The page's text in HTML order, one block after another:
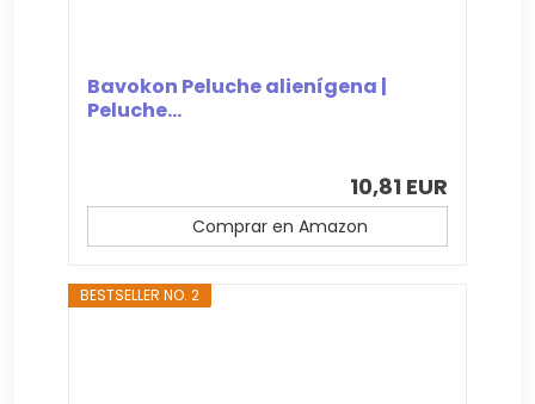
Bavokon Peluche alienígena |
Peluche...
10,81 EUR
Comprar en Amazon
BESTSELLER NO. 2